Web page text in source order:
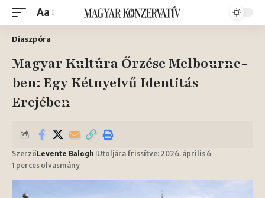
Aa
Diaszpóra
Magyar Kultúra Őrzése Melbourne-
ben: Egy Kétnyelvű Identitás
Erejében
Szerző Levente Balogh Utoljára frissítve: 2026. április 6
1 perces olvasmány